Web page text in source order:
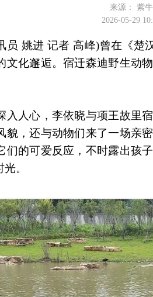
来源：
紫
2026-05-29
员 姚进 记者 高峰)曾在《楚
文化邂逅。宿迁森迪野生动
入人心，李依晓与项王故里
貌，还与动物们来了一场亲
们的可爱反应，不时露出孩
。